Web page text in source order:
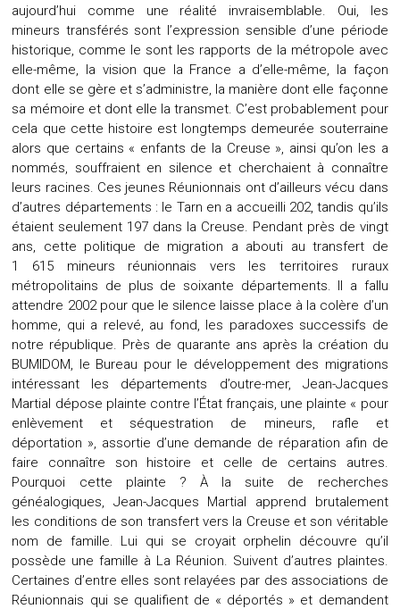
aujourd’hui comme une réalité invraisemblable. Oui, les
mineurs transférés sont l’expression sensible d’une période
historique, comme le sont les rapports de la métropole avec
elle-même, la vision que la France a d’elle-même, la façon
dont elle se gère et s’administre, la manière dont elle façonne
sa mémoire et dont elle la transmet. C’est probablement pour
cela que cette histoire est longtemps demeurée souterraine
alors que certains « enfants de la Creuse », ainsi qu’on les a
nommés, souffraient en silence et cherchaient à connaître
leurs racines. Ces jeunes Réunionnais ont d’ailleurs vécu dans
d’autres départements : le Tarn en a accueilli 202, tandis qu’ils
étaient seulement 197 dans la Creuse. Pendant près de vingt
ans, cette politique de migration a abouti au transfert de
1 615 mineurs réunionnais vers les territoires ruraux
métropolitains de plus de soixante départements. Il a fallu
attendre 2002 pour que le silence laisse place à la colère d’un
homme, qui a relevé, au fond, les paradoxes successifs de
notre république. Près de quarante ans après la création du
BUMIDOM, le Bureau pour le développement des migrations
intéressant les départements d’outre-mer, Jean-Jacques
Martial dépose plainte contre l’État français, une plainte « pour
enlèvement et séquestration de mineurs, rafle et
déportation », assortie d’une demande de réparation afin de
faire connaître son histoire et celle de certains autres.
Pourquoi cette plainte ? À la suite de recherches
généalogiques, Jean-Jacques Martial apprend brutalement
les conditions de son transfert vers la Creuse et son véritable
nom de famille. Lui qui se croyait orphelin découvre qu’il
possède une famille à La Réunion. Suivent d’autres plaintes.
Certaines d’entre elles sont relayées par des associations de
Réunionnais qui se qualifient de « déportés » et demandent